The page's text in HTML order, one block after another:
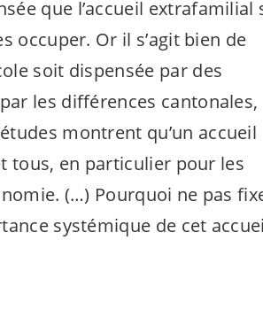
que l’accueil extrafamilial
occuper. Or il s’agit bien de
soit dispensée par des
les différences cantonales,
montrent qu’un accueil
tous, en particulier pour les
(…) Pourquoi ne pas
systémique de cet